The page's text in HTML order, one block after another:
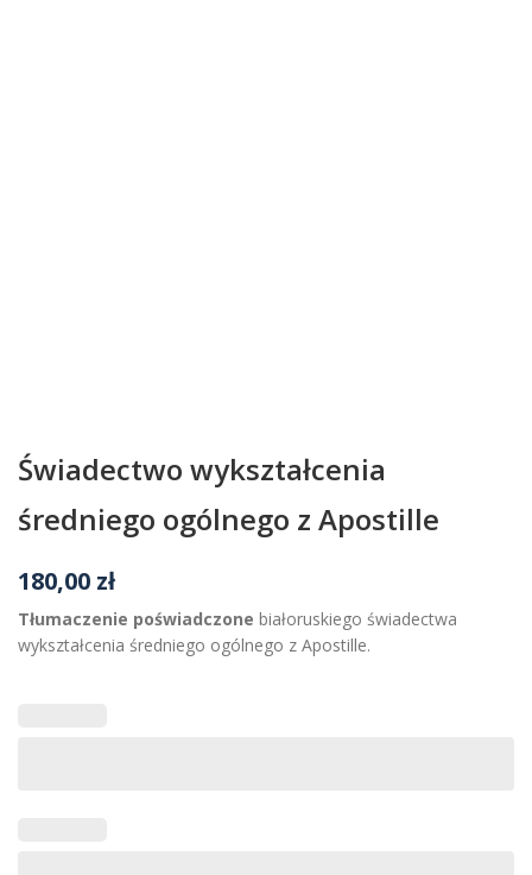
Świadectwo wykształcenia
średniego ogólnego z Apostille
180,00 zł
Tłumaczenie poświadczone białoruskiego świadectwa
wykształcenia średniego ogólnego z Apostille.